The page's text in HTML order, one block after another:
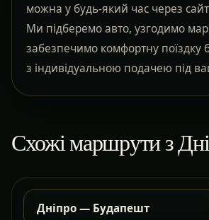
можна у будь-який час через
Ми підберемо авто, узгодимо
забезпечимо комфортну поїздку
з індивідуальною подачею під
Схожі маршрути з
Дніпро — Будапешт